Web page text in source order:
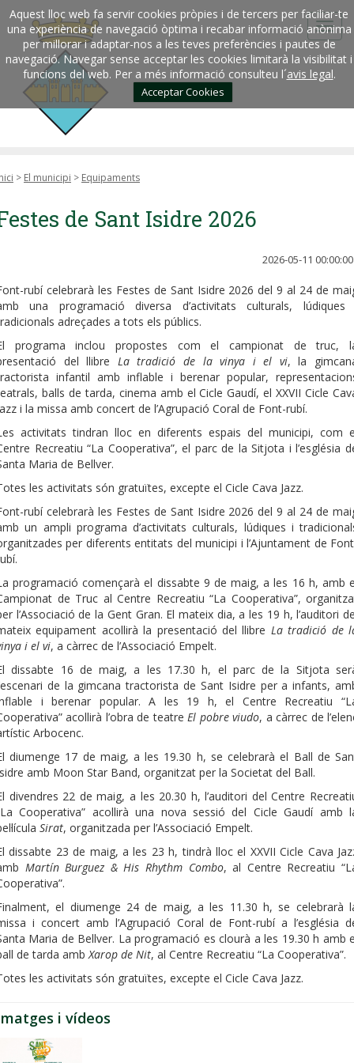
Aquest lloc web fa servir cookies pròpies i de tercers per faciliar-te
una experiència de navegació òptima i recabar informació anònima
per millorar i adaptar-nos a les teves preferències i pautes de
navegació. Navegar sense acceptar les cookies limitarà la visibilitat i
funcions del web. Per a més informació consulteu l´avis legal.
Acceptar Cookies
> El municipi > Equipaments
de Sant Isidre 2026
2026-05-11 00:00:00
rubí celebrarà les Festes de Sant Isidre 2026 del 9 al 24 de
una programació diversa d’activitats culturals, lúdiques
adreçades a tots els públics.
programa inclou propostes com el campionat de truc,
del llibre La tradició de la vinya i el vi, la
infantil amb inflable i berenar popular,
balls de tarda, cinema amb el Cicle Gaudí, el XXVII Cicle
i la missa amb concert de l’Agrupació Coral de Font-rubí.
activitats tindran lloc en diferents espais del municipi, com
Recreatiu “La Cooperativa”, el parc de la Sitjota i l’església
Maria de Bellver.
les activitats són gratuïtes, excepte el Cicle Cava Jazz.
rubí celebrarà les Festes de Sant Isidre 2026 del 9 al 24 de
un ampli programa d’activitats culturals, lúdiques i
per diferents entitats del municipi i l’Ajuntament de
programació començarà el dissabte 9 de maig, a les 16 h, amb
de Truc al Centre Recreatiu “La Cooperativa”,
l’Associació de la Gent Gran. El mateix dia, a les 19 h, l’auditori
equipament acollirà la presentació del llibre La tradició de
i el vi, a càrrec de l’Associació Empelt.
dissabte 16 de maig, a les 17.30 h, el parc de la Sitjota
de la gimcana tractorista de Sant Isidre per a infants,
i berenar popular. A les 19 h, el Centre Recreatiu
acollirà l’obra de teatreEl pobre viudo, a càrrec de
Arbocenc.
diumenge 17 de maig, a les 19.30 h, se celebrarà el Ball de
amb Moon Star Band, organitzat per la Societat del Ball.
divendres 22 de maig, a les 20.30 h, l’auditori del Centre
Cooperativa” acollirà una nova sessió del Cicle Gaudí amb
Sirat, organitzada per l’Associació Empelt.
dissabte 23 de maig, a les 23 h, tindrà lloc el XXVII Cicle Cava
Martín Burguez & His Rhythm Combo, al Centre Recreatiu
el diumenge 24 de maig, a les 11.30 h, se celebrarà
i concert amb l’Agrupació Coral de Font-rubí a l’església
Maria de Bellver. La programació es clourà a les 19.30 h amb
de tarda ambXarop de Nit, al Centre Recreatiu “La Cooperativa”.
les activitats són gratuïtes, excepte el Cicle Cava Jazz.
i vídeos